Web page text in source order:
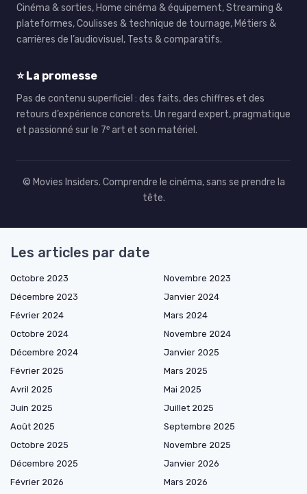
Cinéma & sorties, Home cinéma & équipement, Streaming &
plateformes, Coulisses & technique de tournage, Métiers &
carrières de l’audiovisuel, Tests & comparatifs.
⭐ La promesse
Pas de contenu superficiel : des faits, des chiffres et des
retours d’expérience concrets. Un regard expert, pragmatique
et passionné sur le 7ᵉ art et son matériel.
© Movies Insiders. Comprendre le cinéma, sans se prendre la
tête.
Les articles par date
Octobre 2023
Novembre 2023
Décembre 2023
Janvier 2024
Février 2024
Mars 2024
Octobre 2024
Novembre 2024
Décembre 2024
Janvier 2025
Février 2025
Mars 2025
Avril 2025
Mai 2025
Juin 2025
Juillet 2025
Août 2025
Septembre 2025
Octobre 2025
Novembre 2025
Décembre 2025
Janvier 2026
Février 2026
Mars 2026